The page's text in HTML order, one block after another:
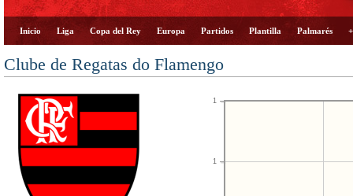
Inicio Liga Copa del Rey Europa Partidos Plantilla Palmarés
Clube de Regatas do Flamengo
1
1